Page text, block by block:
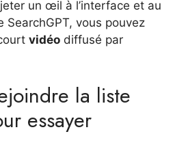
un œil à l’interface et au
SearchGPT, vous pouvez
vidéo diffusé par
la liste
essayer